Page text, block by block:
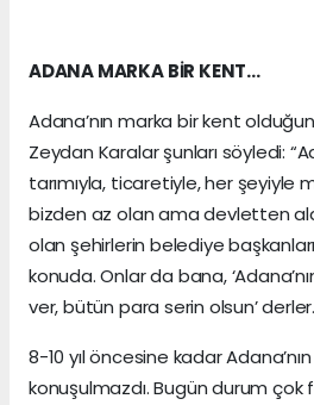
ADANA MARKA BİR KENT…
Adana’nın marka bir kent
Zeydan Karalar şunları söyledi:
tarımıyla, ticaretiyle, her şeyiyle
bizden az olan ama devletten
olan şehirlerin belediye
konuda. Onlar da bana,
ver, bütün para serin olsun’ derler.
8-10 yıl öncesine kadar
konuşulmazdı. Bugün durum çok